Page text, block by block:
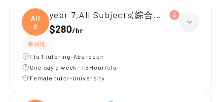
All
S
$280/hr
有耐性
1 to 1 tutoring-Aberdeen
One day a week -1.5Hour/cls
Female tutor-University